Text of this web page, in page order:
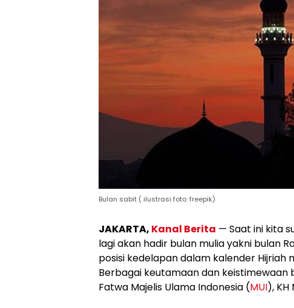
Bulan sabit ( ilustrasi foto: freepik)
JAKARTA, Kanal Berita — Saat ini kita
lagi akan hadir bulan mulia yakni bulan
posisi kedelapan dalam kalender Hijriah
Berbagai keutamaan dan keistimewaan
Fatwa Majelis Ulama Indonesia (MUI), KH